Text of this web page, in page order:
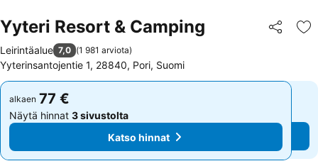
Yyteri Resort & Camping Jaa
Leirintäalue 7,0 (1 981 arviota)
Yyterinsantojentie 1, 28840, Pori, Suomi
alkaen 77 €
Näytä hinnat 3 sivustolta
Katso hinnat
alkaen 77 €
Näytä hinnat 3 sivustolta
Katso hinnat